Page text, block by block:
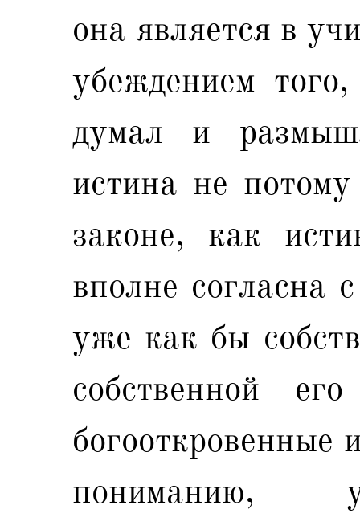
она является в
убеждением
думал и
истина не
законе, как
вполне согласна
уже как бы
собственной
богооткровенные
пониманию,